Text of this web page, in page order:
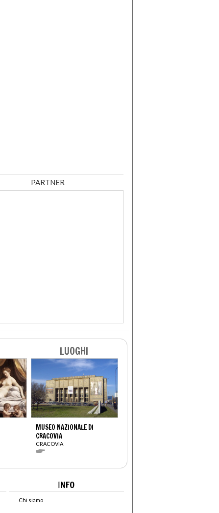
PARTNER
LUOGHI
MUSEO NAZIONALE DI
CRACOVIA
CRACOVIA
INFO
Chi siamo